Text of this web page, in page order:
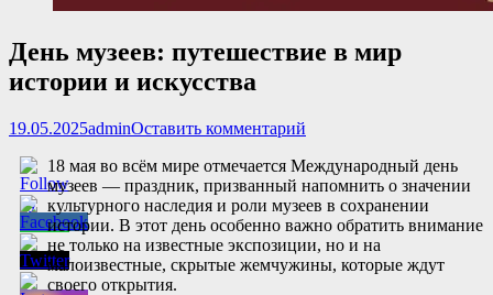
День музеев: путешествие в мир
истории и искусства
Опубликовано
19.05.2025Автор
adminОставить комментарий
18 мая во всём мире отмечается Международный день
музеев — праздник, призванный напомнить о значении
культурного наследия и роли музеев в сохранении
истории. В этот день особенно важно обратить внимание
не только на известные экспозиции, но и на
малоизвестные, скрытые жемчужины, которые ждут
своего открытия.